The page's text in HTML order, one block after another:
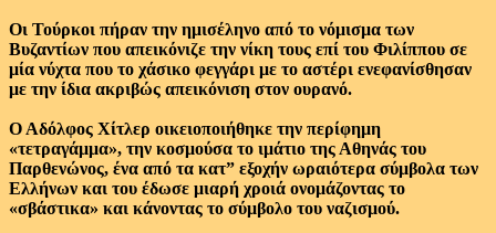
Οι Τούρκοι πήραν την ημισέληνο από το νόμισμα των
Βυζαντίων που απεικόνιζε την νίκη τους επί του Φιλίππου σε
μία νύχτα που το χάσικο φεγγάρι με το αστέρι ενεφανίσθησαν
με την ίδια ακριβώς απεικόνιση στον ουρανό.
Ο Αδόλφος Χίτλερ οικειοποιήθηκε την περίφημη
«τετραγάμμα», την κοσμούσα το ιμάτιο της Αθηνάς του
Παρθενώνος, ένα από τα κατ” εξοχήν ωραιότερα σύμβολα των
Ελλήνων και του έδωσε μιαρή χροιά ονομάζοντας το
«σβάστικα» και κάνοντας το σύμβολο του ναζισμού.